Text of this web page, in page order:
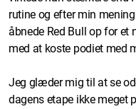
rutine og efter min
åbnede Red Bull op for et
med at koste podiet med
Jeg glæder mig til at se
dagens etape ikke meget